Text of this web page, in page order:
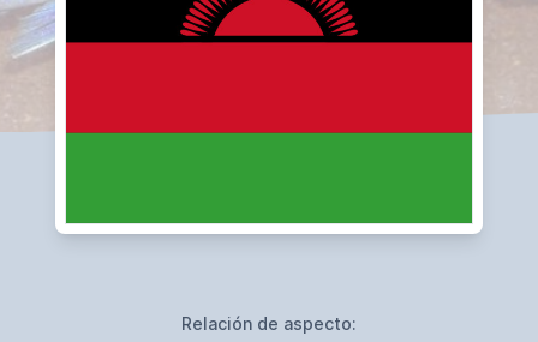
Relación de aspecto: